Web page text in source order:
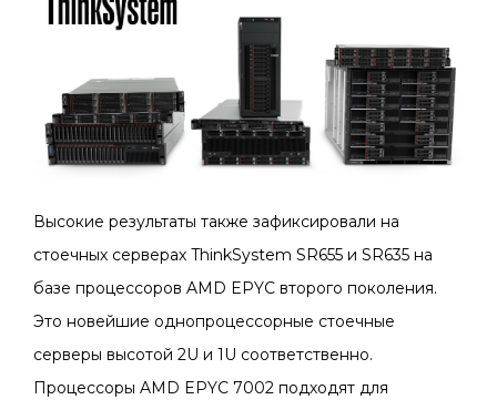
Высокие результаты также зафиксировали на
стоечных серверах ThinkSystem SR655 и SR635 на
базе процессоров AMD EPYC второго поколения.
Это новейшие однопроцессорные стоечные
серверы высотой 2U и 1U соответственно.
Процессоры AMD EPYC 7002 подходят для